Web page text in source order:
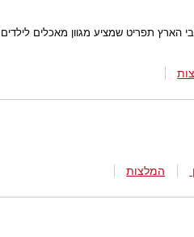
הארץ תפריט שמציע מגוון מאכלים לילדים
המלצות